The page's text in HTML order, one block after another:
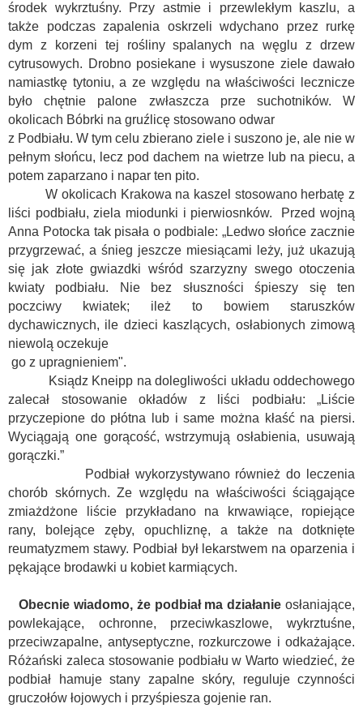
środek wykrztuśny. Przy astmie i przewlekłym kaszlu, a
także podczas zapalenia oskrzeli wdychano przez rurkę
dym z korzeni tej rośliny spalanych na węglu z drzew
cytrusowych. Drobno posiekane i wysuszone ziele dawało
namiastkę tytoniu, a ze względu na właściwości lecznicze
było chętnie palone zwłaszcza prze suchotników. W
okolicach Bóbrki na gruźlicę stosowano odwar
z Podbiału. W tym celu zbierano ziele i suszono je, ale nie w
pełnym słońcu, lecz pod dachem na wietrze lub na piecu, a
potem zaparzano i napar ten pito.
W okolicach Krakowa na kaszel stosowano herbatę z
liści podbiału, ziela miodunki i pierwiosnków.
Przed wojną
Anna Potocka tak pisała o podbiale: „Ledwo słońce zacznie
przygrzewać, a śnieg jeszcze miesiącami leży, już ukazują
się jak złote gwiazdki wśród szarzyzny swego otoczenia
kwiaty podbiału. Nie bez słuszności śpieszy się ten
poczciwy kwiatek; ileż to bowiem staruszków
dychawicznych, ile dzieci kaszlących, osłabionych zimową
niewolą oczekuje
go z upragnieniem".
Ksiądz Kneipp na dolegliwości układu oddechowego
zalecał stosowanie okładów z liści podbiału: „Liście
przyczepione do płótna lub i same można kłaść na piersi.
Wyciągają one gorącość, wstrzymują osłabienia, usuwają
gorączki.”
Podbiał wykorzystywano również do leczenia
chorób skórnych. Ze względu na właściwości ściągające
zmiażdżone liście przykładano na krwawiące, ropiejące
rany, bolejące zęby, opuchliznę, a także na dotknięte
reumatyzmem stawy. Podbiał był lekarstwem na oparzenia i
pękające brodawki u kobiet karmiących.
Obecnie wiadomo, że podbiał ma działanie osłaniające,
powlekające, ochronne, przeciwkaszlowe, wykrztuśne,
przeciwzapalne, antyseptyczne, rozkurczowe i odkażające.
Różański zaleca stosowanie podbiału w Warto wiedzieć, że
podbiał hamuje stany zapalne skóry, reguluje czynności
gruczołów łojowych i przyśpiesza gojenie ran.